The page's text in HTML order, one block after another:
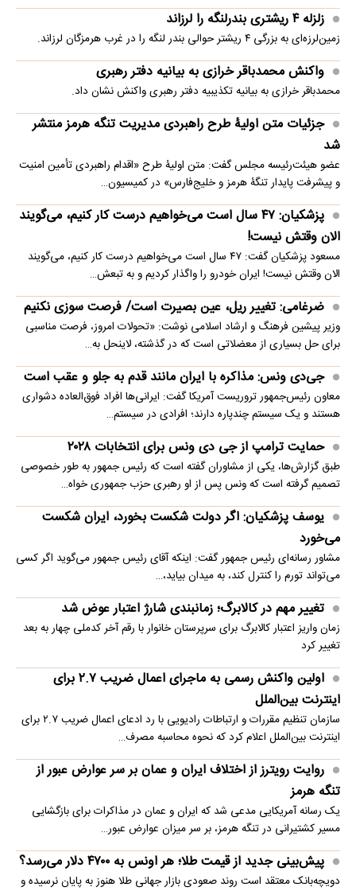
زلزله ۴ ریشتری بندرلنگه را لرزاند
زمین‌لرزه‌ای به بزرگی ۴ ریشتر حوالی بندر لنگه را در غرب هرمزگان لرزاند.
واکنش محمدباقر خرازی به بیانیه دفتر رهبری
محمدباقر خرازی به بیانیه تکذیبیه دفتر رهبری واکنش نشان داد.
جزئیات متن اولیۀ طرح راهبردی مدیریت تنگه هرمز منتشر
شد
عضو هیئت‌رئیسه مجلس گفت: متن اولیۀ طرح «اقدام راهبردی تأمین امنیت
و پیشرفت پایدار تنگۀ هرمز و خلیج‌فارس» در کمیسیون…
پزشکیان: ۴۷ سال است می‌خواهیم درست کار کنیم، می‌گویند
الان وقتش نیست!
مسعود پزشکیان گفت: ۴۷ سال است می‌خواهیم درست کار کنیم، می‌گویند
الان وقتش نیست! ایران خودرو را واگذار کردیم و به تبعش…
ضرغامی: تغییر ریل، عین بصیرت است/ فرصت سوزی نکنیم
وزیر پیشین فرهنگ و ارشاد اسلامی نوشت: «تحولات امروز، فرصت مناسبی
برای حل بسیاری از معضلاتی‌ است که در گذشته، لاینحل به…
جی‌دی ونس: مذاکره با ایران مانند قدم به جلو و عقب است
معاون رئیس‌جمهور تروریست آمریکا گفت: ایرانی‌ها افراد فوق‌العاده دشواری
هستند و یک سیستم چندپاره دارند؛ افرادی در سیستم…
حمایت ترامپ از جی دی ونس برای انتخابات ۲۰۲۸
طبق گزارش‌ها، یکی از مشاوران گفته است که رئیس جمهور به طور خصوصی
تصمیم گرفته است که ونس پس از او رهبری حزب جمهوری خواه…
یوسف پزشکیان: اگر دولت شکست بخورد، ایران شکست
می‌خورد
مشاور رسانه‌ای رئیس جمهور گفت: اینکه آقای رئیس جمهور می‌گوید اگر کسی
می‌تواند تورم را کنترل کند، به میدان بیاید،…
تغییر مهم در کالابرگ؛ زمانبندی‌ شارژ اعتبار عوض شد
زمان واریز اعتبار کالابرگ برای سرپرستان خانوار با رقم آخر کدملی چهار به بعد
تغییر کرد
اولین واکنش رسمی به ماجرای اعمال ضریب ۲.۷ برای
اینترنت بین‌الملل
سازمان تنظیم مقررات و ارتباطات رادیویی با رد ادعای اعمال ضریب ۲.۷ برای
اینترنت بین‌الملل اعلام کرد که نحوه محاسبه مصرف…
روایت رویترز از اختلاف ایران و عمان بر سر عوارض عبور از
تنگه هرمز
یک رسانه آمریکایی مدعی شد که ایران و عمان در مذاکرات برای بازگشایی
مسیر کشتیرانی در تنگه هرمز، بر سر میزان عوارض عبور…
پیش‌بینی جدید از قیمت طلا؛ هر اونس به ۴۷۰۰ دلار می‌رسد؟
دویچه‌بانک معتقد است روند صعودی بازار جهانی طلا هنوز به پایان نرسیده و